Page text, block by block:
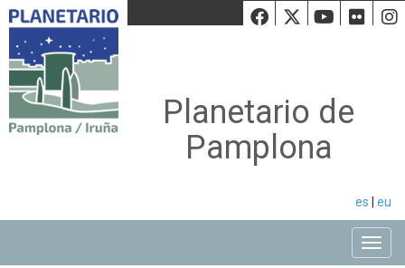
Facebook
Twiiter
Planetario de
Pamplona
es eu